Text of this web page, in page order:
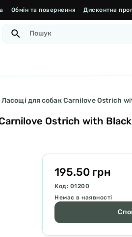
Обмін та повернення Дисконтна
Ласощі для собак Carnilove Ostrich
Ostrich with
195.50 грн
Код: 01200
Немає в наявності